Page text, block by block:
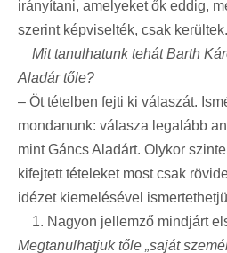
irányítani, amelyeket ők eddig,
szerint képviselték, csak
Mit tanulhatunk tehát Barth
Aladár tőle?
– Öt tételben fejti ki válaszát.
mondanunk: válasza legalább
mint Gáncs Aladárt. Olykor
kifejtett tételeket most csak
idézet kiemelésével
1. Nagyon jellemző mindjárt
Megtanulhatjuk tőle „saját